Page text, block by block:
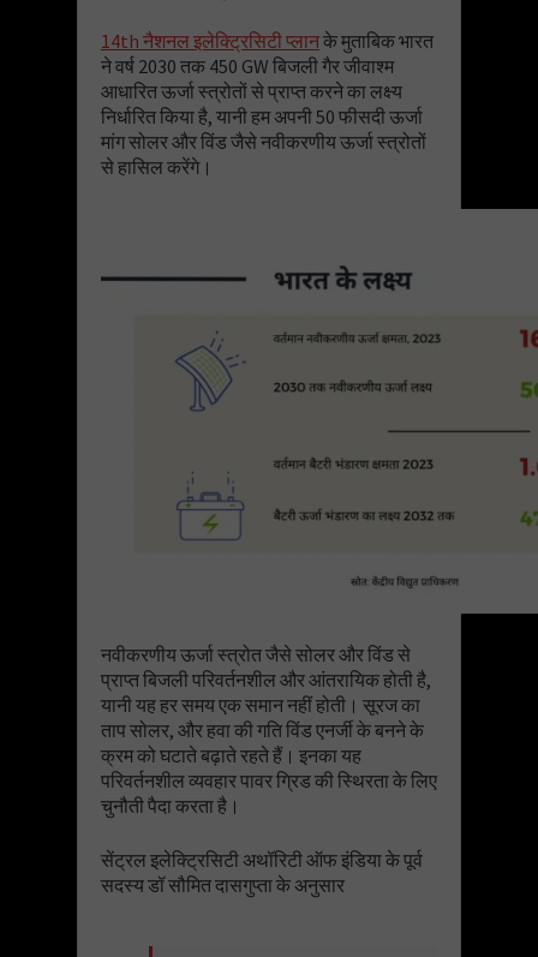
14th नैशनल इलेक्ट्रिसिटी प्लानके मुताबिक भारत
ने वर्ष 2030 तक 450 GW बिजली गैर जीवाश्म
आधारित ऊर्जा स्त्रोतों से प्राप्त करने का लक्ष्य
निर्धारित किया है, यानी हम अपनी 50 फीसदी ऊर्जा
मांग सोलर और विंड जैसे नवीकरणीय ऊर्जा स्त्रोतों
से हासिल करेंगे।
नवीकरणीय ऊर्जा स्त्रोत जैसे सोलर और विंड से
प्राप्त बिजली परिवर्तनशील और आंतरायिक होती है,
यानी यह हर समय एक समान नहीं होती। सूरज का
ताप सोलर, और हवा की गति विंड एनर्जी के बनने के
क्रम को घटाते बढ़ाते रहते हैं। इनका यह
परिवर्तनशील व्यवहार पावर ग्रिड की स्थिरता के लिए
चुनौती पैदा करता है।
सेंट्रल इलेक्ट्रिसिटी अथॉरिटी ऑफ इंडिया के पूर्व
सदस्य डॉ सौमित दासगुप्ता के अनुसार